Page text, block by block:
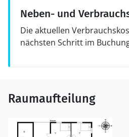
Neben- und
Die aktuellen
nächsten Schritt im
Raumaufteilung